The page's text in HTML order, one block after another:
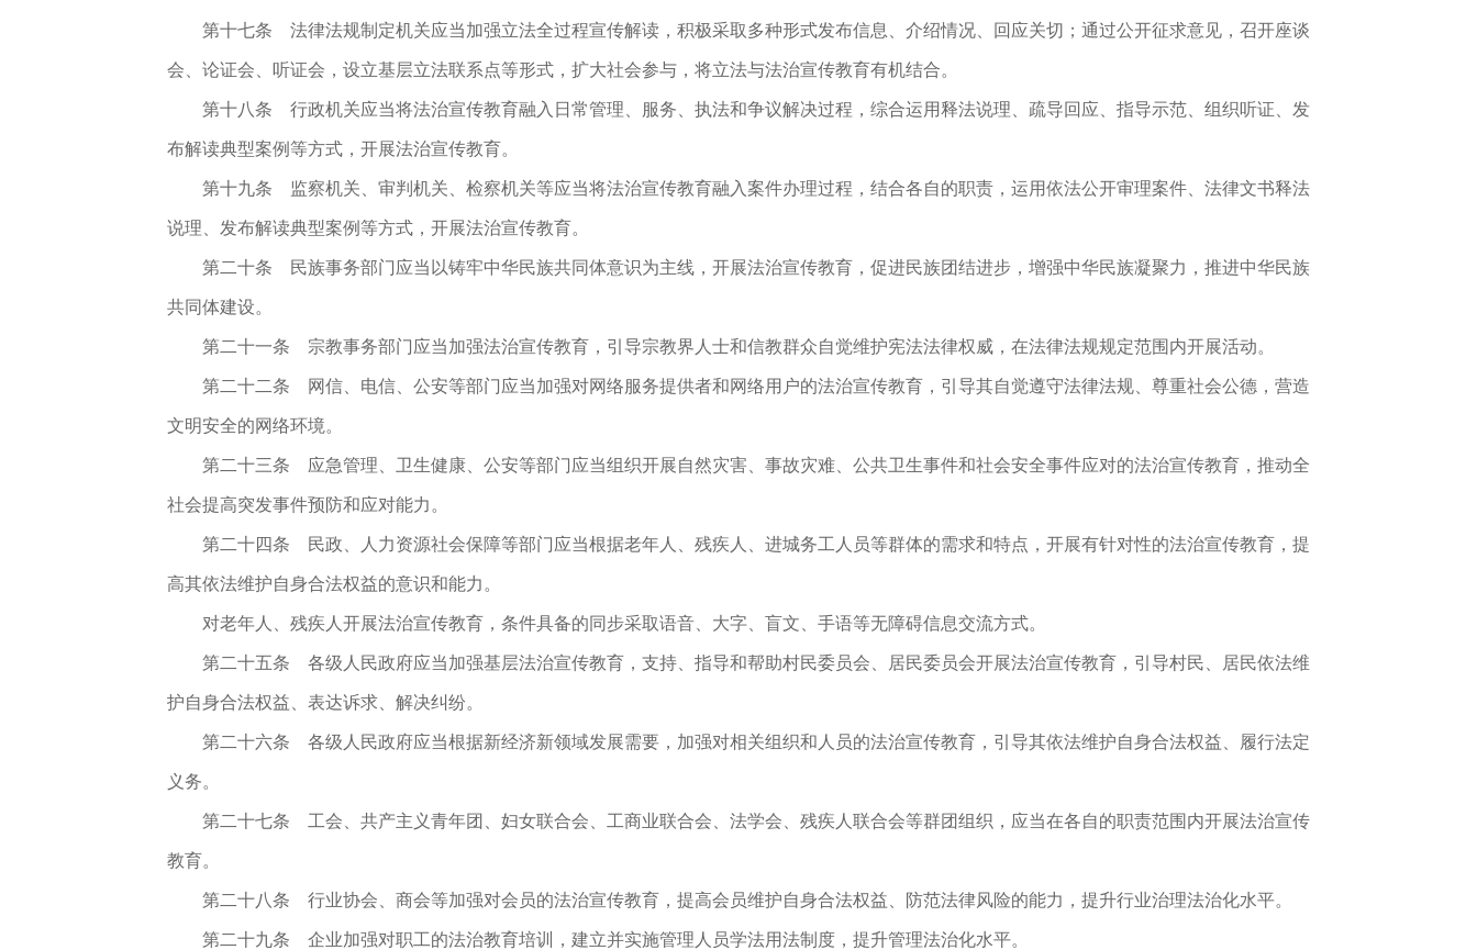
第十七条 法律法规制定机关应当加强立法全过程宣传解读，积极采取多种形式发布信息、介绍情况、回应关切；通过公开征求意见，召开座谈
会、论证会、听证会，设立基层立法联系点等形式，扩大社会参与，将立法与法治宣传教育有机结合。
第十八条 行政机关应当将法治宣传教育融入日常管理、服务、执法和争议解决过程，综合运用释法说理、疏导回应、指导示范、组织听证、发
布解读典型案例等方式，开展法治宣传教育。
第十九条 监察机关、审判机关、检察机关等应当将法治宣传教育融入案件办理过程，结合各自的职责，运用依法公开审理案件、法律文书释法
说理、发布解读典型案例等方式，开展法治宣传教育。
第二十条 民族事务部门应当以铸牢中华民族共同体意识为主线，开展法治宣传教育，促进民族团结进步，增强中华民族凝聚力，推进中华民族
共同体建设。
第二十一条 宗教事务部门应当加强法治宣传教育，引导宗教界人士和信教群众自觉维护宪法法律权威，在法律法规规定范围内开展活动。
第二十二条 网信、电信、公安等部门应当加强对网络服务提供者和网络用户的法治宣传教育，引导其自觉遵守法律法规、尊重社会公德，营造
文明安全的网络环境。
第二十三条 应急管理、卫生健康、公安等部门应当组织开展自然灾害、事故灾难、公共卫生事件和社会安全事件应对的法治宣传教育，推动全
社会提高突发事件预防和应对能力。
第二十四条 民政、人力资源社会保障等部门应当根据老年人、残疾人、进城务工人员等群体的需求和特点，开展有针对性的法治宣传教育，提
高其依法维护自身合法权益的意识和能力。
对老年人、残疾人开展法治宣传教育，条件具备的同步采取语音、大字、盲文、手语等无障碍信息交流方式。
第二十五条 各级人民政府应当加强基层法治宣传教育，支持、指导和帮助村民委员会、居民委员会开展法治宣传教育，引导村民、居民依法维
护自身合法权益、表达诉求、解决纠纷。
第二十六条 各级人民政府应当根据新经济新领域发展需要，加强对相关组织和人员的法治宣传教育，引导其依法维护自身合法权益、履行法定
义务。
第二十七条 工会、共产主义青年团、妇女联合会、工商业联合会、法学会、残疾人联合会等群团组织，应当在各自的职责范围内开展法治宣传
教育。
第二十八条 行业协会、商会等加强对会员的法治宣传教育，提高会员维护自身合法权益、防范法律风险的能力，提升行业治理法治化水平。
第二十九条 企业加强对职工的法治教育培训，建立并实施管理人员学法用法制度，提升管理法治化水平。